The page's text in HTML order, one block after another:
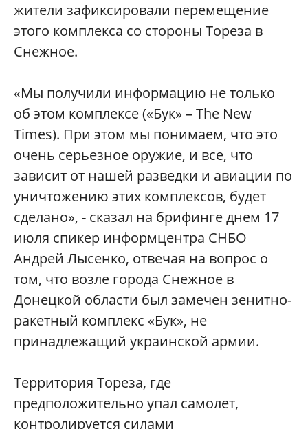
жители зафиксировали перемещение
этого комплекса со стороны Тореза в
Снежное.
«Мы получили информацию не только
об этом комплексе («Бук» – The New
Times). При этом мы понимаем, что это
очень серьезное оружие, и все, что
зависит от нашей разведки и авиации по
уничтожению этих комплексов, будет
сделано», - сказал на брифинге днем 17
июля спикер информцентра СНБО
Андрей Лысенко, отвечая на вопрос о
том, что возле города Снежное в
Донецкой области был замечен зенитно-
ракетный комплекс «Бук», не
принадлежащий украинской армии.
Территория Тореза, где
предположительно упал самолет,
контролируется силами